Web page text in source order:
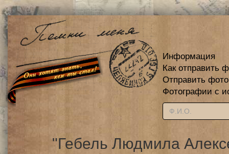
Информация
Как отправить
Отправить
Фотографии с
"Гебель Людмила